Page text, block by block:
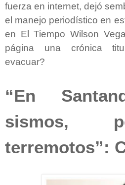
fuerza en internet, dejó
el manejo periodístico en
en El Tiempo Wilson
página una crónica
evacuar?
“En
sismos,
terremotos”: